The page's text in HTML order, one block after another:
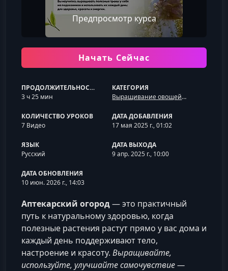
Предпросмотр курса
Начать Сейчас
ПРОДОЛЖИТЕЛЬНОСТЬ
3 ч 25 мин
КАТЕГОРИЯ
Выращивание овощей и зелени
КОЛИЧЕСТВО УРОКОВ
7 Видео
ДАТА ДОБАВЛЕНИЯ
17 мая 2025 г., 01:02
ЯЗЫК
Русский
ДАТА ВЫХОДА
9 апр. 2025 г., 10:00
ДАТА ОБНОВЛЕНИЯ
10 июн. 2026 г., 14:03
Аптекарский огород— это практичный
путь к натуральному здоровью, когда
полезные растения растут прямо у вас дома и
каждый день поддерживают тело,
настроение и красоту. Выращивайте,
используйте, улучшайте самочувствие —